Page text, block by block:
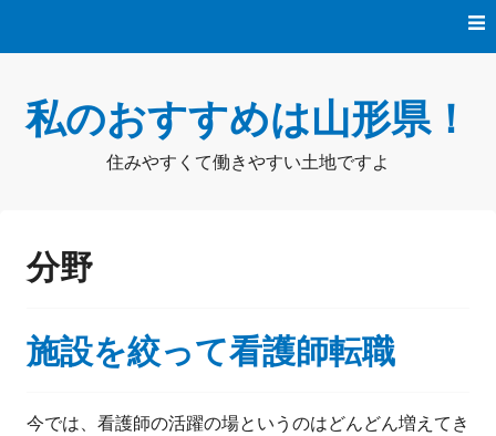
ツ
へ
私のおすすめは山形県！
住みやすくて働きやすい土地ですよ
分野
施設を絞って看護師転職
今では、看護師の活躍の場というのはどんどん増えてき